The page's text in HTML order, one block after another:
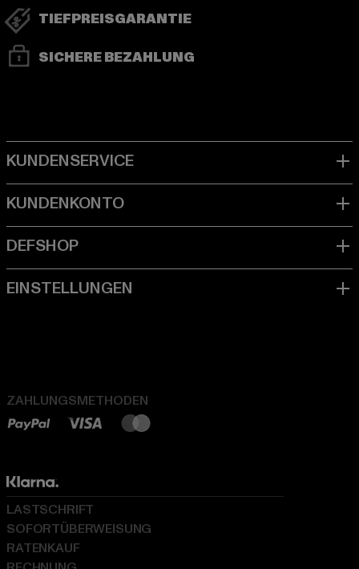
TIEFPREISGARANTIE
SICHERE BEZAHLUNG
ZAHLUNGSMETHODEN
LASTSCHRIFT
SOFORTÜBERWEISUNG
RATENKAUF